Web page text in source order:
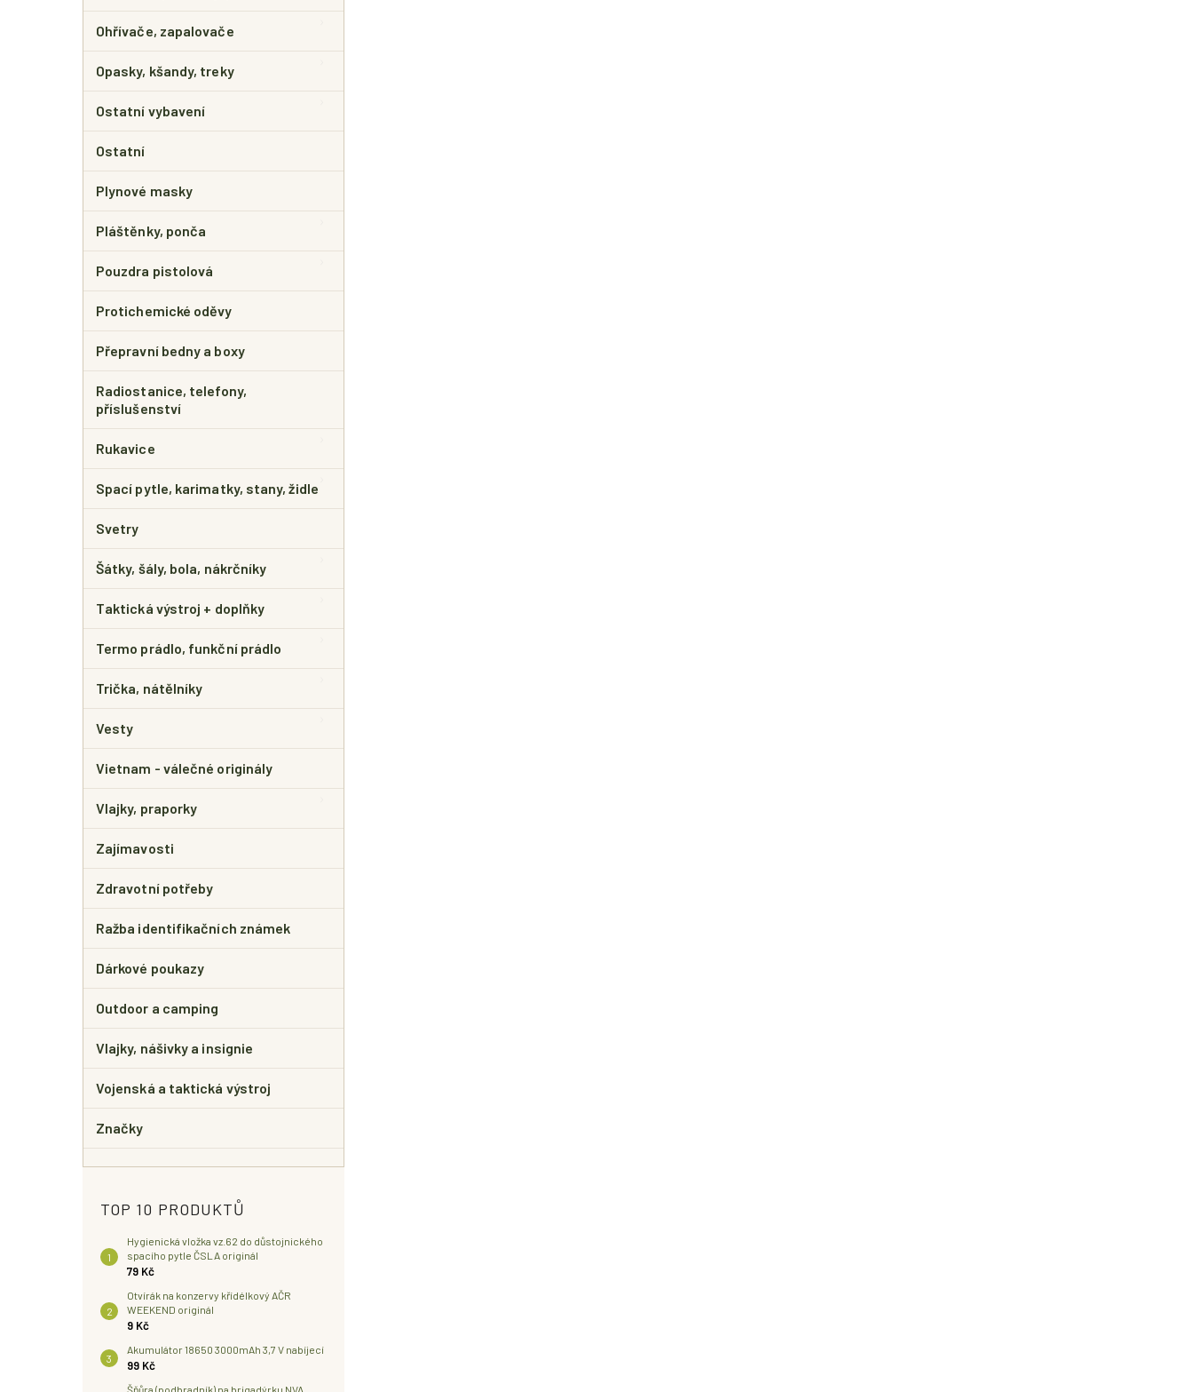
Ohřívače, zapalovače
Opasky, kšandy, treky
Ostatní vybavení
Ostatní
Plynové masky
Pláštěnky, ponča
Pouzdra pistolová
Protichemické oděvy
Přepravní bedny a boxy
Radiostanice, telefony,
příslušenství
Rukavice
Spací pytle, karimatky, stany, židle
Svetry
Šátky, šály, bola, nákrčníky
Taktická výstroj + doplňky
Termo prádlo, funkční prádlo
Trička, nátělníky
Vesty
Vietnam - válečné originály
Vlajky, praporky
Zajímavosti
Zdravotní potřeby
Ražba identifikačních známek
Dárkové poukazy
Outdoor a camping
Vlajky, nášivky a insignie
Vojenská a taktická výstroj
Značky
TOP 10 PRODUKTŮ
Hygienická vložka vz.62 do důstojnického
spacího pytle ČSLA originál
79 Kč
Otvírák na konzervy křídélkový AČR
WEEKEND originál
9 Kč
Akumulátor 18650 3000mAh 3,7 V nabíjecí
99 Kč
Šňůra (podbradník) na brigadýrku NVA